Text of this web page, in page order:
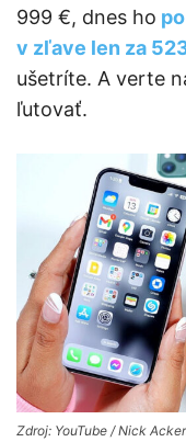
999 €, dnes ho
v zľave len za
ušetríte. A verte
ľutovať.
Zdroj: YouTube / Nick